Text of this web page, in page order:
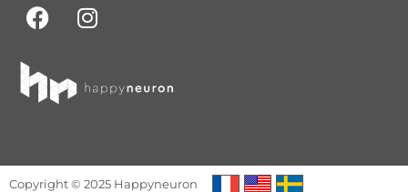
Copyright © 2025 Happyneuron